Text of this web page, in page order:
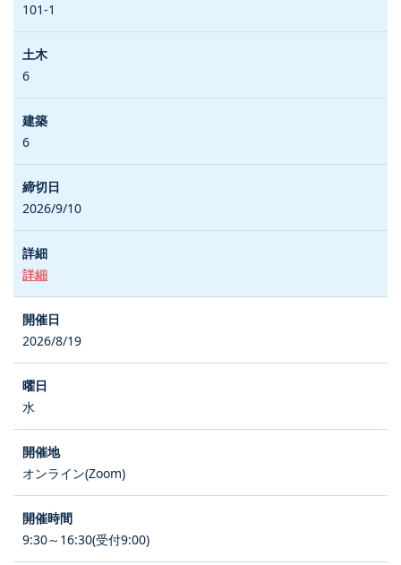
101-1
6
6
2026/9/10
詳細
2026/8/19
水
オンライン(Zoom)
9:30～16:30(受付9:00)